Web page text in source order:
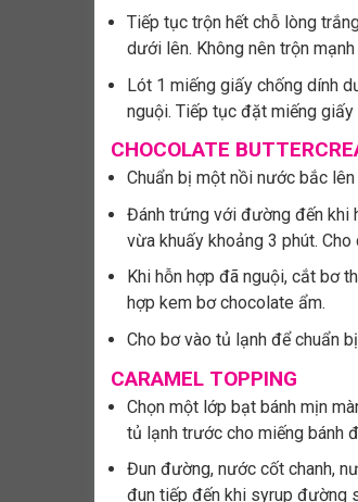
Tiếp tục trộn hết chỗ lòng
dưới lên. Không nên trộn
Lót 1 miếng giấy chống dính
nguội. Tiếp tục đặt miếng
CHOCOLATE
Chuẩn bị một nồi nước bắc
Đánh trứng với đường đến khi
vừa khuấy khoảng 3 phút.
Khi hỗn hợp đã nguội, cắt bơ
hợp kem bơ chocolate ẩm.
Cho bơ vào tủ lạnh để chuẩn
CARAMEL TOPPING
Chọn một lớp bạt bánh mịn
tủ lạnh trước cho miếng bánh
Đun đường, nước cốt chanh,
đun tiếp đến khi syrup đường